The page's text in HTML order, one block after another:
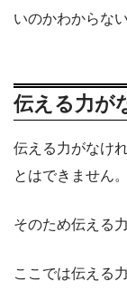
いのかわからな
伝える力が
伝える力がなけ
とはできません。
そのため伝える
ここでは伝える